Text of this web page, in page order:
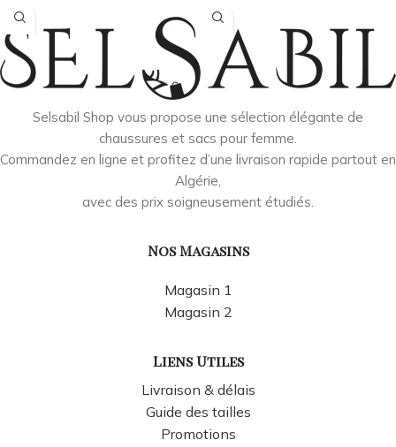
Selsabil Shop vous propose une sélection élégante de
chaussures et sacs pour femme.
Commandez en ligne et profitez d’une livraison rapide partout en
Algérie,
avec des prix soigneusement étudiés.
Nos Magasins
Magasin 1
Magasin 2
Liens Utiles
Livraison & délais
Guide des tailles
Promotions